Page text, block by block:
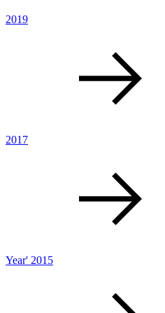
2019
2017
Year' 2015